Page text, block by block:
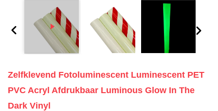
Zelfklevend Fotoluminescent Luminescent PET
PVC Acryl Afdrukbaar Luminous Glow In The
Dark Vinyl